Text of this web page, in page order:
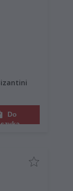
Do